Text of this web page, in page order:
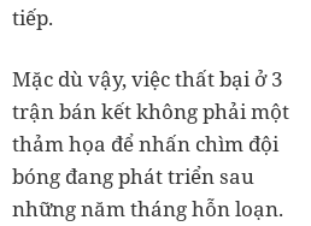
tiếp.
Mặc dù vậy, việc thất bại ở 3
trận bán kết không phải một
thảm họa để nhấn chìm đội
bóng đang phát triển sau
những năm tháng hỗn loạn.